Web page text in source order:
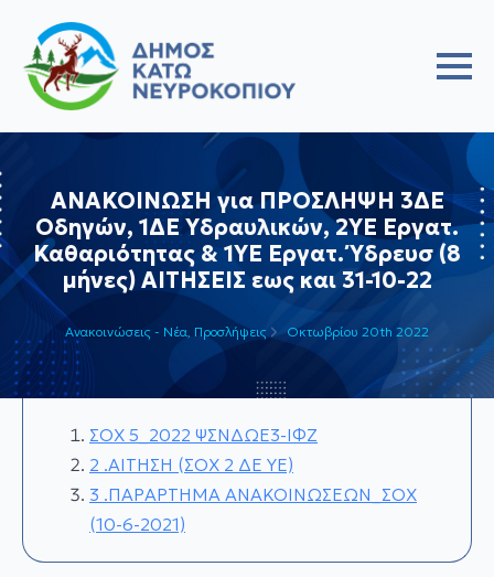
ΑΝΑΚΟΙΝΩΣΗ για ΠΡΟΣΛΗΨΗ 3ΔΕ
Οδηγών, 1ΔΕ Υδραυλικών, 2ΥΕ Εργατ.
Καθαριότητας & 1ΥΕ Εργατ. Ύδρευσ (8
μήνες) ΑΙΤΗΣΕΙΣ εως και 31-10-22
Ανακοινώσεις - Νέα Προσλήψεις Οκτωβρίου 20th 2022
ΣΟΧ 5_2022 ΨΣΝΔΩΕ3-ΙΦΖ
2 .ΑΙΤΗΣΗ (ΣΟΧ 2 ΔΕ ΥΕ)
3 .ΠΑΡΑΡΤΗΜΑ ΑΝΑΚΟΙΝΩΣΕΩΝ_ΣΟΧ
(10-6-2021)